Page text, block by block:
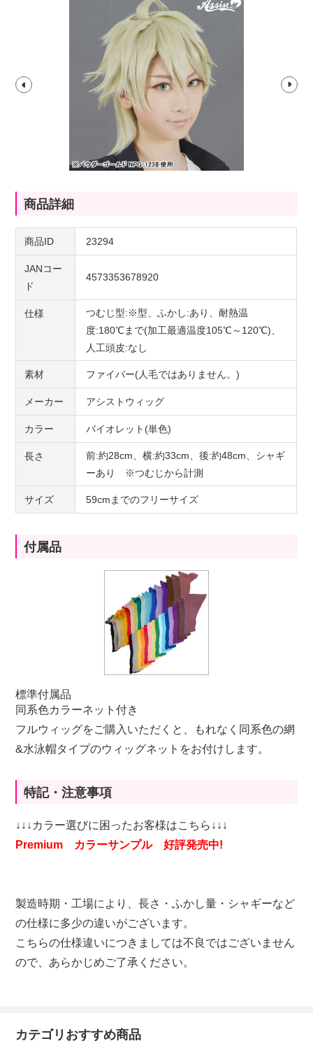
商品詳細
商品ID 23294
JANコー
ド
4573353678920
仕様
つむじ型:※型、ふかし:あり、耐熱温
度:180℃まで(加工最適温度105℃～120℃)、
人工頭皮:なし
素材 ファイバー(人毛ではありません。)
メーカー アシストウィッグ
カラー バイオレット(単色)
長さ
前:約28cm、横:約33cm、後:約48cm、シャギ
ーあり ※つむじから計測
サイズ 59cmまでのフリーサイズ
付属品
標準付属品
同系色カラーネット付き
フルウィッグをご購入いただくと、もれなく同系色の網
&水泳帽タイプのウィッグネットをお付けします。
特記・注意事項
↓↓↓カラー選びに困ったお客様はこちら↓↓↓
Premium カラーサンプル 好評発売中!
製造時期・工場により、長さ・ふかし量・シャギーなど
の仕様に多少の違いがございます。
こちらの仕様違いにつきましては不良ではございません
ので、あらかじめご了承ください。
カテゴリおすすめ商品